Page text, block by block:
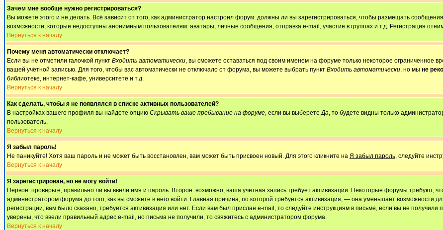
Зачем мне вообще нужно регистрироваться?
Вы можете этого и не делать. Всё зависит от того, как администратор настроил форум: должны ли вы зарегистрироваться, чтобы размещать
возможности, которые недоступны анонимным пользователям: аватары, личные сообщения, отправка e-mail, участие в группах и т.д. Регистрация
Вернуться к началу
Почему меня автоматически отключает?
Если вы не отметили галочкой пункт Входить автоматически, вы сможете оставаться под своим именем на форуме только некоторое ограниченное
вашей учётной записью. Для того, чтобы вас автоматически не отключало от форума, вы можете выбрать пункт Входить автоматически, но мы не
библиотеке, интернет-кафе, университете и т.д.
Вернуться к началу
Как сделать, чтобы я не появлялся в списке активных пользователей?
В настройках вашего профиля вы найдете опцию Скрывать ваше пребывание на форуме, если вы выберетеДа, то будете видны только
пользователь.
Вернуться к началу
Я забыл пароль!
Не паникуйте! Хотя ваш пароль и не может быть восстановлен, вам может быть присвоен новый. Для этого кликните на Я забыл пароль, следуйте
Вернуться к началу
Я зарегистрирован, но не могу войти!
Первое: проверьте, правильно ли вы ввели имя и пароль. Второе: возможно, ваша учетная запись требует активизации. Некоторые форумы требуют,
администратором форума до того, как вы сможете в него войти. Главная причина, по которой требуется активизация, — она уменьшает возможности
регистрации, вам было сказано, требуется активизация или нет. Если вам был прислан e-mail, то следуйте инструкциям в письме, если вы не
уверены, что ввели правильный адрес e-mail, но письма не получили, то свяжитесь с администратором форума.
Вернуться к началу